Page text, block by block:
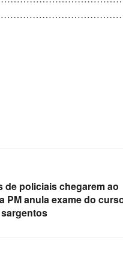
de policiais chegarem ao
PM anula exame do